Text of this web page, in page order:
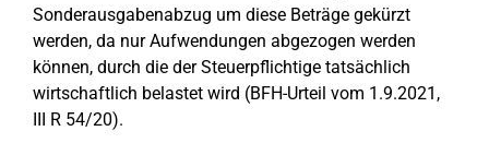
Sonderausgabenabzug um diese Beträge gekürzt
werden, da nur Aufwendungen abgezogen werden
können, durch die der Steuerpflichtige tatsächlich
wirtschaftlich belastet wird (BFH-Urteil vom 1.9.2021,
III R 54/20).